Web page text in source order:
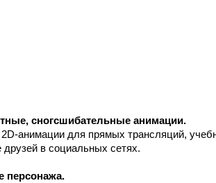
сногсшибательные анимации.
анимации для прямых трансляций,
друзей в социальных сетях.
персонажа.